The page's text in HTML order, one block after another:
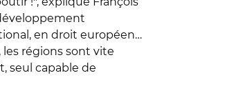
en droit européen…
les régions sont vite
seul capable de